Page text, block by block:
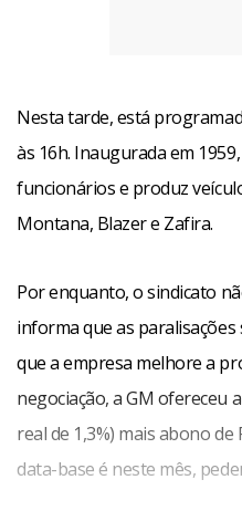
Nesta tarde, está
às 16h. Inaugurada em
funcionários e produz
Montana, Blazer e Zafira.
Por enquanto, o sindicato
informa que as
que a empresa melhore a
negociação, a GM ofereceu
real de 1,3%) mais abono de
data-base é neste mês,